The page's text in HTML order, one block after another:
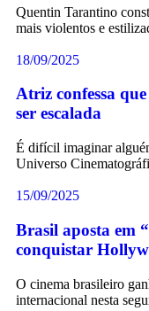
Quentin Tarantino
mais violentos e
18/09/2025
Atriz confessa
ser escalada
É difícil imaginar
Universo
15/09/2025
Brasil aposta em
conquistar
O cinema brasileiro
internacional nesta